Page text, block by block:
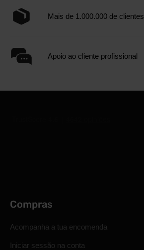
Mais de 1.000.000 de clientes
Apoio ao cliente profissional
Compras
Acompanha a tua encomenda
Iniciar sessão na conta